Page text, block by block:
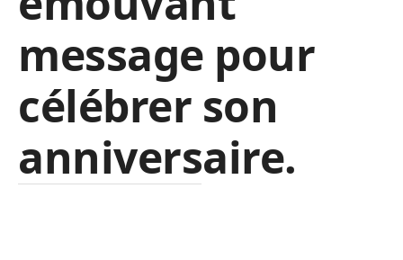
message pour
célébrer son
anniversaire.